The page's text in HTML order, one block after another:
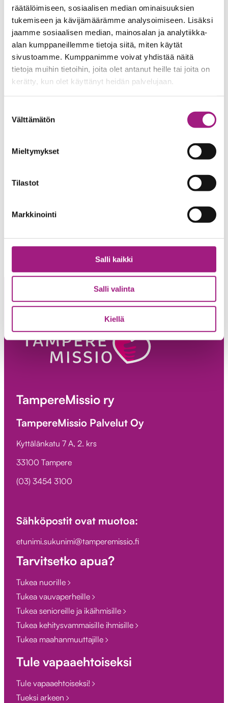
räätälöimiseen, sosiaalisen median ominaisuuksien
tukemiseen ja kävijämäärämme analysoimiseen. Lisäksi
jaamme sosiaalisen median, mainosalan ja analytiikka-
alan kumppaneillemme tietoja siitä, miten käytät
sivustoamme. Kumppanimme voivat yhdistää näitä
tietoja muihin tietoihin, joita olet antanut heille tai joita on
kerätty, kun olet käyttänyt heidän palvelujaan.
valinta
Välttämätön
Mieltymykset
Tilastot
Markkinointi
Salli kaikki
Salli valinta
Kiellä
Johanna Risku
Yksikönjohtaja
050 381 3622
Henkilökunta – Villa
040 685 7586
TampereMissio ry
TampereMissio Palvelut Oy
Kyttälänkatu 7 A, 2. krs
33100 Tampere
(03) 3454 3100
Sähköpostit ovat muotoa:
etunimi.sukunimi@tamperemissio.fi
Tarvitsetko apua?
Tukea nuorille
Tukea vauvaperheille
Tukea senioreille ja ikäihmisille
Tukea kehitysvammaisille ihmisille
Tukea maahanmuuttajille
Tule vapaaehtoiseksi
Tule vapaaehtoiseksi!
Tueksi arkeen